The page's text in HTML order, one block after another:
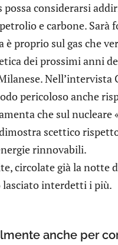
possa considerarsi
e carbone. Sarà
è proprio sul gas che
dei prossimi anni
Nell’intervista
pericoloso anche
che sul nucleare
scettico
rinnovabili.
circolate già la notte
interdetti i più.
anche per